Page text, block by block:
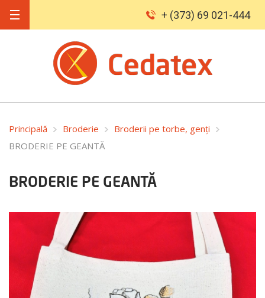
+ (373) 69 021-444
Principală Broderie
Broderii pe torbe, genți
BRODERIE PE GEANTĂ
BRODERIE PE GEANTĂ